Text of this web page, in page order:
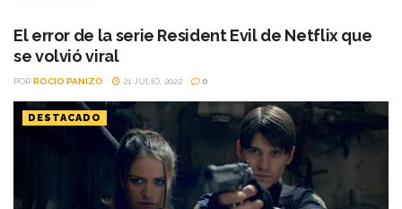
duramente criticadas por parte del público...
El error de la serie Resident Evil de Netflix que
se volvió viral
POR ROCIO PANIZO 21 JULIO, 2022 0
DESTACADO